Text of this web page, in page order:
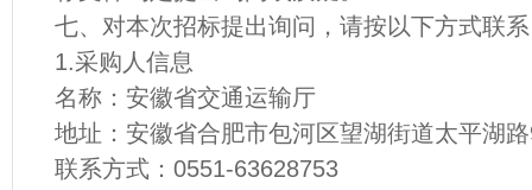
七、对本次招标提出询问，请按以下方式联系
1.采购人信息
名称：安徽省交通运输厅
地址：安徽省合肥市包河区望湖街道太平湖
联系方式：0551-63628753